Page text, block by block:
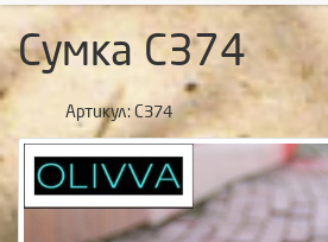
Сумка С374
Артикул: С374